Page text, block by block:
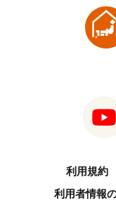
利用規約
利用者情報